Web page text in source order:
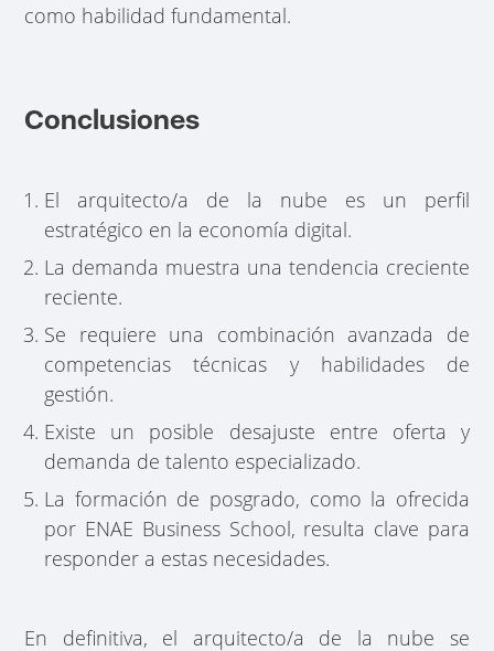
como habilidad fundamental.
Conclusiones
El arquitecto/a de la nube es un perfil
estratégico en la economía digital.
La demanda muestra una tendencia creciente
reciente.
Se requiere una combinación avanzada de
competencias técnicas y habilidades de
gestión.
Existe un posible desajuste entre oferta y
demanda de talento especializado.
La formación de posgrado, como la ofrecida
por ENAE Business School, resulta clave para
responder a estas necesidades.
En definitiva, el arquitecto/a de la nube se